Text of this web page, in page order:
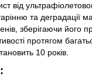
від
та деградації
зберігаючи його
протягом
10 років.